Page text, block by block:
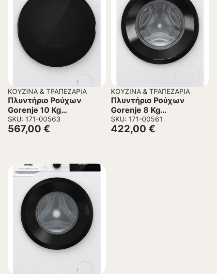
ΚΟΥΖΊΝΑ & ΤΡΑΠΕΖΑΡΊΑ
Πλυντήριο Ρούχων
Gorenje 10 Kg
WD2A164ADS
SKU: 171-00563
567,00 €
ΚΟΥΖΊΝΑ & ΤΡΑΠΕΖΑΡΊΑ
Πλυντήριο Ρούχων
Gorenje 8 Kg
WNHPI84AS
SKU: 171-00561
422,00 €